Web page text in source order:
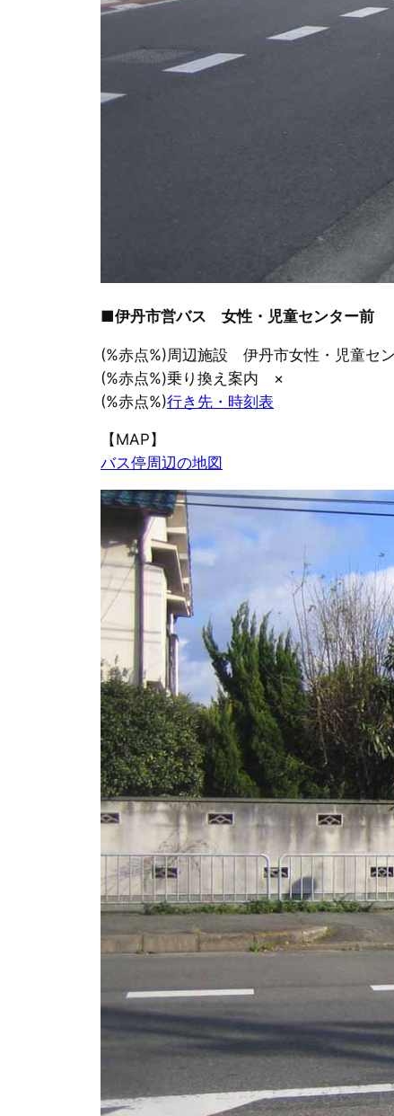
■伊丹市営バス 女性・児童センター前
(%赤点%)周辺施設 伊丹市女性・児童セ
(%赤点%)乗り換え案内 ×
(%赤点%)行き先・時刻表
【MAP】
バス停周辺の地図